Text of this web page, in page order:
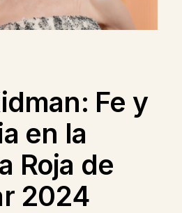
Fe y
en la
Roja de
2024